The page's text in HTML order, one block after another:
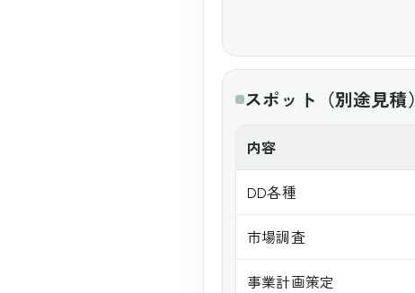
スポット（別途見積）
内容
DD各種
市場調査
事業計画策定